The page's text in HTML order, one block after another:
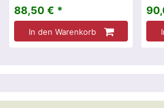
88,50 € *
In den Warenkorb